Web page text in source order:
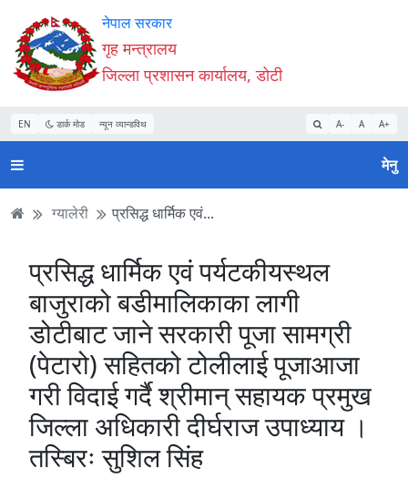
Accessibility
Mode
सुरु
गर्नुहोस्
सामाग्री
पढ्नुहाेस्
नेभिगेसन
पढ्नुहाेस्
वेबसाइट
खोजमा
जानुहोस्
नेपाल सरकार
गृह मन्त्रालय
जिल्ला प्रशासन कार्यालय, डोटी
EN डार्क मोड न्यून व्यान्डविथ A- A A+
मेनु
ग्यालेरी प्रसिद्ध धार्मिक एवं...
प्रसिद्ध धार्मिक एवं पर्यटकीयस्थल
बाजुराको बडीमालिकाका लागी
डोटीबाट जाने सरकारी पूजा सामग्री
(पेटारो) सहितको टोलीलाई पूजाआजा
गरी विदाई गर्दै श्रीमान् सहायक प्रमुख
जिल्ला अधिकारी दीर्घराज उपाध्याय ।
तस्बिरः सुशिल सिंह